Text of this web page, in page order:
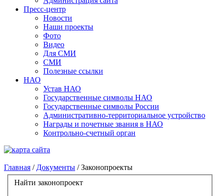
Пресс-центр
Новости
Наши проекты
Фото
Видео
Для СМИ
СМИ
Полезные ссылки
НАО
Устав НАО
Государственные символы НАО
Государственные символы России
Административно-территориальное устройство
Награды и почетные звания в НАО
Контрольно-счетный орган
Главная / Документы /Законопроекты
Найти законопроект